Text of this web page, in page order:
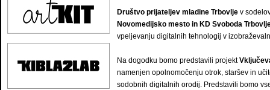
Društvo prijateljev mladine Trbovlje v
Novomedijsko mesto in KD Svoboda
vpeljevanju digitalnih tehnologij v
Na dogodku bomo predstavili projekt
namenjen opolnomočenju otrok, staršev in
sodobnih digitalnih orodij. Predstavili bomo